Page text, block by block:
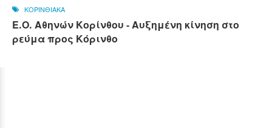
ΚΟΡΙΝΘΙΑΚΑ
Ε.Ο. Αθηνών Κορίνθου - Αυξημένη κίνηση στο
ρεύμα προς Κόρινθο